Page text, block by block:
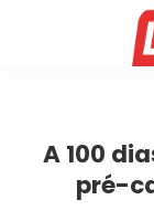
A 100
pré-